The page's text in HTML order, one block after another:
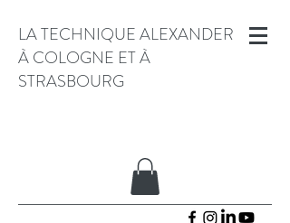
LA TECHNIQUE ALEXANDER
À COLOGNE ET À
STRASBOURG